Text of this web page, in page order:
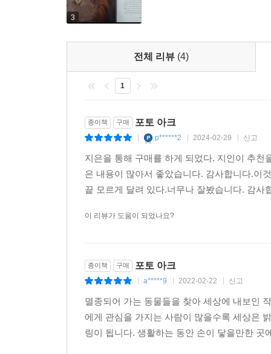
3
전체 리뷰 (4)
1
종이책 구매 포토 아크
p******2 2024-02-29 신고
지은을 통해 구매를 하게 되었다. 지인이 추
은 내용이 많아서 좋았습니다. 감사합니다.이
끝 모르게 달려 있다.너무나 잘봤습니다. 감
이 리뷰가 도움이 되었나요?
종이책 구매 포토 아크
a*****9 2022-02-22 신고
멸종되어 가는 동물들을 찾아 세상에 내보인
에게 관심을 가지는 사람이 많을수록 세상은
링이 됩니다. 생활하는 동안 손이 닿을만한